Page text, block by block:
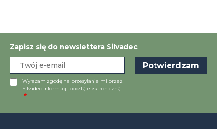
Zapisz się do newslettera Silvadec
Wyrażam zgodę na przesyłanie mi przez
Silvadec informacji pocztą elektroniczną